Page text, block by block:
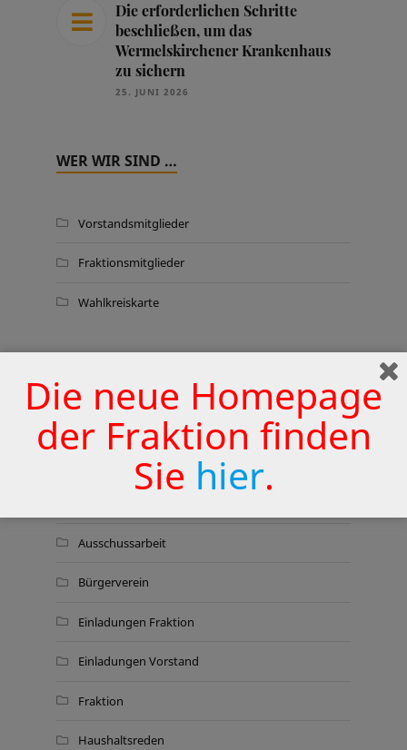
Die erforderlichen Schritte
beschließen, um das
Wermelskirchener Krankenhaus
zu sichern
25. JUNI 2026
WER WIR SIND …
Vorstandsmitglieder
Fraktionsmitglieder
Wahlkreiskarte
Aktionen
Ausschussarbeit
Bürgerverein
Einladungen Fraktion
Einladungen Vorstand
Fraktion
Haushaltsreden
Die neue Homepage
der Fraktion finden
Sie hier.